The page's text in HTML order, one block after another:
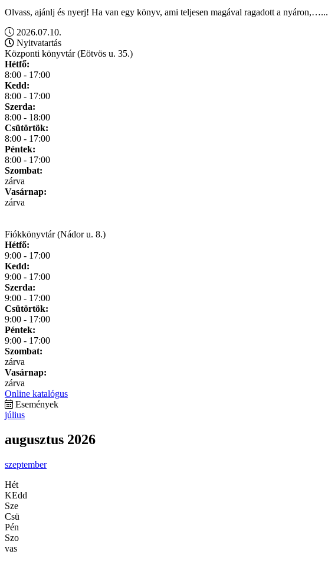
Olvass, ajánlj és nyerj! Ha van egy könyv, ami teljesen magával ragadott a nyáron,…...
2026.07.10.
Nyitvatartás
Központi könyvtár (Eötvös u. 35.)
Hétfő:
8:00 - 17:00
Kedd:
8:00 - 17:00
Szerda:
8:00 - 18:00
Csütörtök:
8:00 - 17:00
Péntek:
8:00 - 17:00
Szombat:
zárva
Vasárnap:
zárva
Fiókkönyvtár (Nádor u. 8.)
Hétfő:
9:00 - 17:00
Kedd:
9:00 - 17:00
Szerda:
9:00 - 17:00
Csütörtök:
9:00 - 17:00
Péntek:
9:00 - 17:00
Szombat:
zárva
Vasárnap:
zárva
Online katalógus
Események
július
augusztus 2026
szeptember
Hét
KEdd
Sze
Csü
Pén
Szo
vas